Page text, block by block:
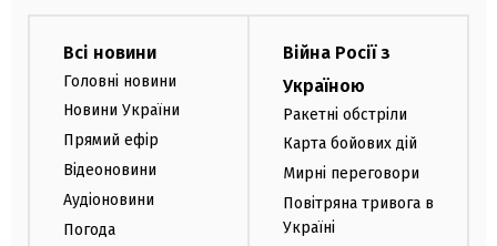
Всі новини
Головні новини
Новини України
Прямий ефір
Відеоновини
Аудіоновини
Погода
Війна Росії з
Україною
Ракетні обстріли
Карта бойових дій
Мирні переговори
Повітряна тривога в
Україні